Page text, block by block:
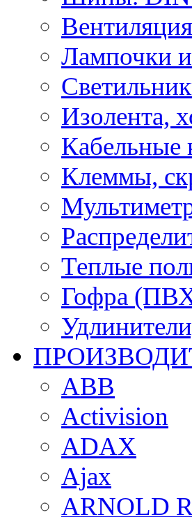
Вентиляция
Лампочки
Изолента,
Кабельные
Клеммы,
Теплые
Гофра
ABB
Activision
ADAX
Ajax
ARNOLD